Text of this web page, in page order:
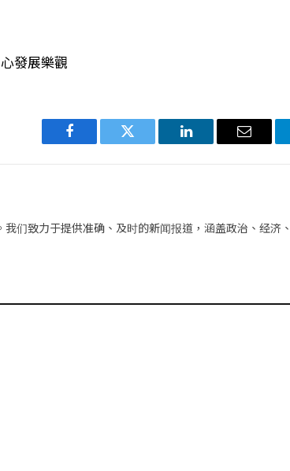
發展樂觀
Facebook Twitter LinkedIn 电
们致力于提供准确、及时的新闻报道，涵盖政治、经济